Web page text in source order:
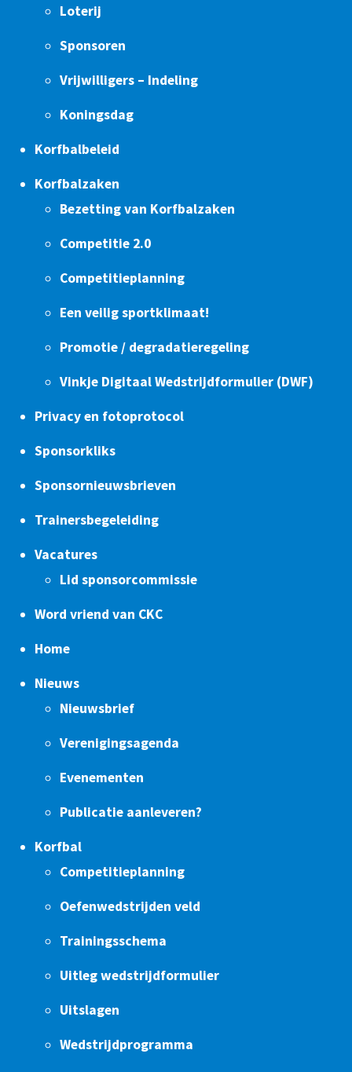
Loterij
Sponsoren
Vrijwilligers – Indeling
Koningsdag
Korfbalbeleid
Korfbalzaken
Bezetting van Korfbalzaken
Competitie 2.0
Competitieplanning
Een veilig sportklimaat!
Promotie / degradatieregeling
Vinkje Digitaal Wedstrijdformulier (DWF)
Privacy en fotoprotocol
Sponsorkliks
Sponsornieuwsbrieven
Trainersbegeleiding
Vacatures
Lid sponsorcommissie
Word vriend van CKC
Home
Nieuws
Nieuwsbrief
Verenigingsagenda
Evenementen
Publicatie aanleveren?
Korfbal
Competitieplanning
Oefenwedstrijden veld
Trainingsschema
Uitleg wedstrijdformulier
Uitslagen
Wedstrijdprogramma